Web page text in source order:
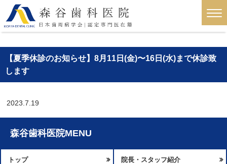
【夏季休診のお知らせ】8月11日(金)〜16日(水)まで休診致
します
2023.7.19
森谷歯科医院MENU
トップ 院長・スタッフ紹介